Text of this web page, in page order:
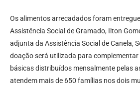
Os alimentos arrecadados foram
Assistência Social de Gramado, Ilton
adjunta da Assistência Social de Canela,
doação será utilizada para complementar
básicas distribuídos mensalmente pelas
atendem mais de 650 famílias nos dois